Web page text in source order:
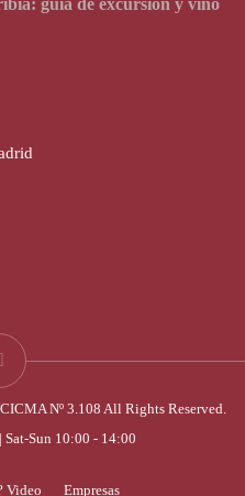
Nº 3.108 All Rights Reserved.
Sun 10:00 - 14:00
Video Empresas